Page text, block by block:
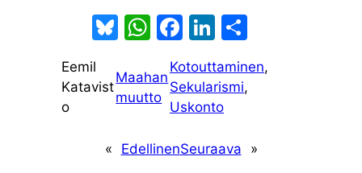
Bl
e
s
y
W
at
s
p
F
c
e
o
Li
k
e
n
ar
Eemil
Katavist
o
Maahan
muutto
Kotouttaminen
Sekularismi
Uskonto
« EdellinenSeuraava »